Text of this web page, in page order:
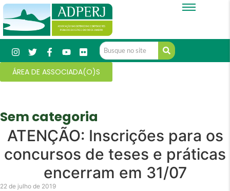
ÁREA DE ASSOCIADA(O)S
Sem categoria
ATENÇÃO: Inscrições para os
concursos de teses e práticas
encerram em 31/07
22 de julho de 2019